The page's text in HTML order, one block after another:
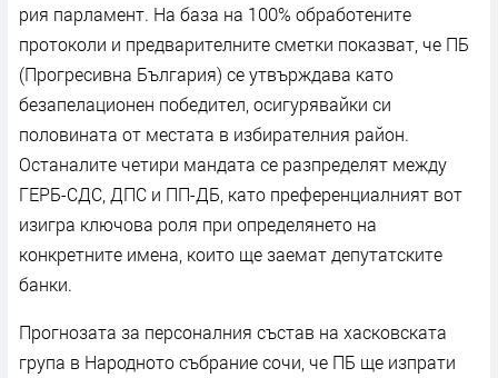
рия парламент. На база на 100% обработените
протоколи и предварителните сметки показват, че ПБ
(Прогресивна България) се утвърждава като
безапелационен победител, осигурявайки си
половината от местата в избирателния район.
Останалите четири мандата се разпределят между
ГЕРБ-СДС, ДПС и ПП-ДБ, като преференциалният вот
изигра ключова роля при определянето на
конкретните имена, които ще заемат депутатските
банки.
Прогнозата за персоналния състав на хасковската
група в Народното събрание сочи, че ПБ ще изпрати